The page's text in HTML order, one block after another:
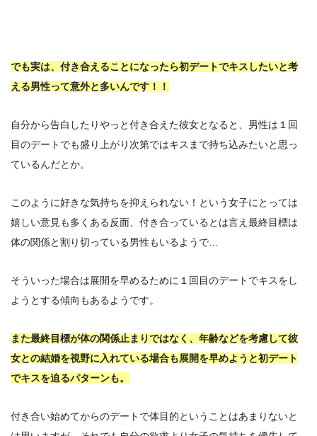
でも実は、付き合えることになったら初デートでキスしたいと考
える男性って意外と多いんです！！
自分から告白したりやっと付き合えた彼女となると、男性は１回
目のデートでも盛り上がり次第ではキスまで持ち込みたいと思っ
ているんだとか。
このように好きな気持ちを抑えられない！という女子にとっては
嬉しい意見も多くある反面、付き合っているとは言え最終目標は
体の関係と割り切っている男性もいるようで…
そういった場合は展開を早めるために１回目のデートでキスをし
ようとする傾向もあるようです。
また最終目標が体の関係止まりではなく、年齢などを考慮して彼
女との結婚を視野に入れている場合も展開を早めようと初デート
でキスを迫るパターンも。
付き合い始めてからのデートで体目的ということはあまりないと